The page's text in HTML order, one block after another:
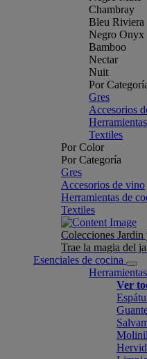
Chambray
Bleu Riviera
Negro Onyx
Bamboo
Nectar
Nuit
Por
Gres
Accesorios
Textiles
Por Color
Por Categoría
Gres
Accesorios de vino
Herramientas de
Textiles
Colecciones Jardin
Trae la magia del
Esenciales de cocina
Ver